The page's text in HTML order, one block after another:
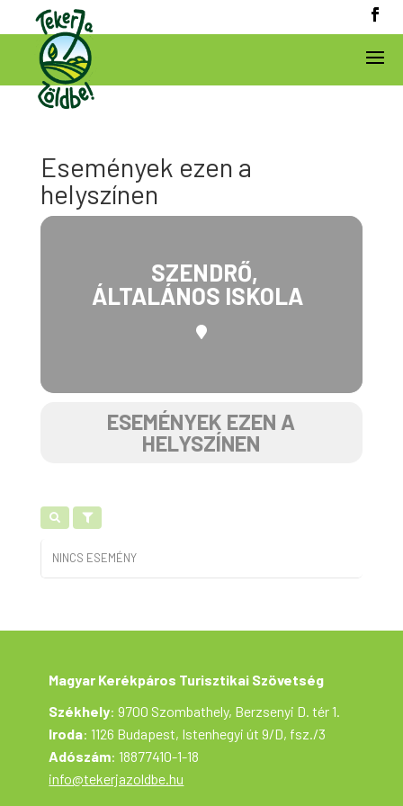
Események ezen a
helyszínen
SZENDRŐ,
ÁLTALÁNOS ISKOLA
ESEMÉNYEK EZEN A
HELYSZÍNEN
NINCS ESEMÉNY
Magyar Kerékpáros Turisztikai Szövetség
Székhely: 9700 Szombathely, Berzsenyi D. tér 1.
Iroda: 1126 Budapest, Istenhegyi út 9/D, fsz./3
Adószám: 18877410-1-18
info@tekerjazoldbe.hu